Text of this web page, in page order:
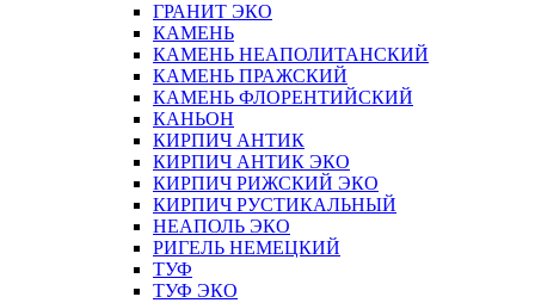
ГРАНИТ ЭКО
КАМЕНЬ
КАМЕНЬ НЕАПОЛИТАНСКИЙ
КАМЕНЬ ПРАЖСКИЙ
КАМЕНЬ ФЛОРЕНТИЙСКИЙ
КАНЬОН
КИРПИЧ АНТИК
КИРПИЧ АНТИК ЭКО
КИРПИЧ РИЖСКИЙ ЭКО
КИРПИЧ РУСТИКАЛЬНЫЙ
НЕАПОЛЬ ЭКО
РИГЕЛЬ НЕМЕЦКИЙ
ТУФ
ТУФ ЭКО